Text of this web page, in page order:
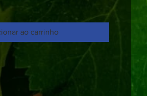
ao carrinho